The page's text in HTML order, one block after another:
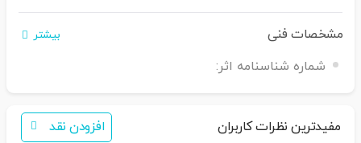
اگر برای خرید تمایل به عضویت در سایت ندارید،
مشخصات فنی بیشتر
شماره شناسنامه اثر:
مفیدترین نظرات کاربران افزودن نقد